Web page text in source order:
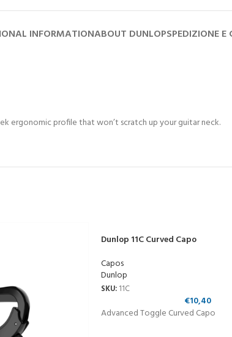
INFORMATIONABOUT DUNLOPSPEDIZIONE E
ergonomic profile that won’t scratch up your guitar neck.
Dunlop 11C Curved Capo
Capos
Dunlop
SKU: 11C
€10,40
Advanced Toggle Curved Capo